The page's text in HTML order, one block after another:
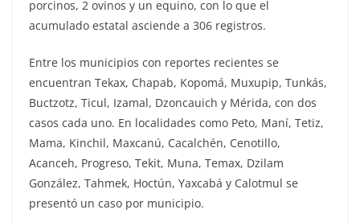
porcinos, 2 ovinos y un equino, con lo que el
acumulado estatal asciende a 306 registros.
Entre los municipios con reportes recientes se
encuentran Tekax, Chapab, Kopomá, Muxupip, Tunkás,
Buctzotz, Ticul, Izamal, Dzoncauich y Mérida, con dos
casos cada uno. En localidades como Peto, Maní, Tetiz,
Mama, Kinchil, Maxcanú, Cacalchén, Cenotillo,
Acanceh, Progreso, Tekit, Muna, Temax, Dzilam
González, Tahmek, Hoctún, Yaxcabá y Calotmul se
presentó un caso por municipio.